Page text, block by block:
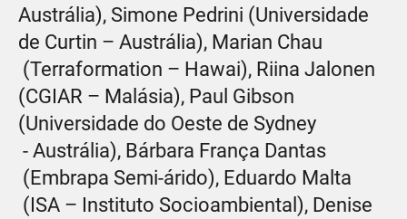
Austrália), Simone Pedrini (Universidade
de Curtin – Austrália), Marian Chau
(Terraformation – Hawai), Riina Jalonen
(CGIAR – Malásia), Paul Gibson
(Universidade do Oeste de Sydney
- Austrália), Bárbara França Dantas
(Embrapa Semi-árido), Eduardo Malta
(ISA – Instituto Socioambiental), Denise